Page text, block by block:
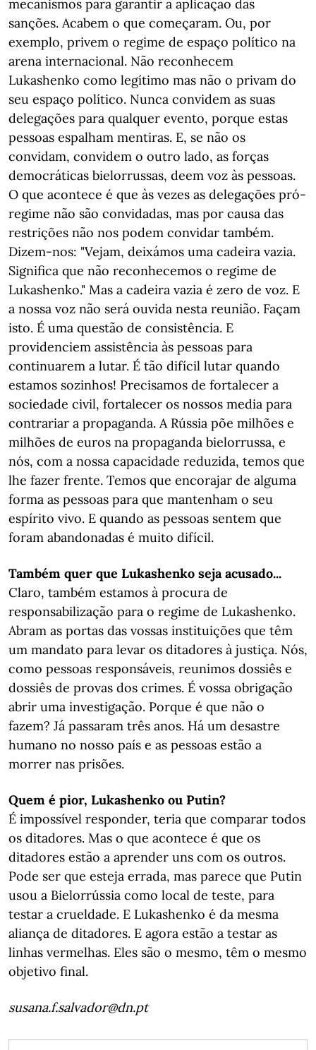
mecanismos para garantir a aplicação das
sanções. Acabem o que começaram. Ou, por
exemplo, privem o regime de espaço político na
arena internacional. Não reconhecem
Lukashenko como legítimo mas não o privam do
seu espaço político. Nunca convidem as suas
delegações para qualquer evento, porque estas
pessoas espalham mentiras. E, se não os
convidam, convidem o outro lado, as forças
democráticas bielorrussas, deem voz às pessoas.
O que acontece é que às vezes as delegações pró-
regime não são convidadas, mas por causa das
restrições não nos podem convidar também.
Dizem-nos: "Vejam, deixámos uma cadeira vazia.
Significa que não reconhecemos o regime de
Lukashenko." Mas a cadeira vazia é zero de voz. E
a nossa voz não será ouvida nesta reunião. Façam
isto. É uma questão de consistência. E
providenciem assistência às pessoas para
continuarem a lutar. É tão difícil lutar quando
estamos sozinhos! Precisamos de fortalecer a
sociedade civil, fortalecer os nossos media para
contrariar a propaganda. A Rússia põe milhões e
milhões de euros na propaganda bielorrussa, e
nós, com a nossa capacidade reduzida, temos que
lhe fazer frente. Temos que encorajar de alguma
forma as pessoas para que mantenham o seu
espírito vivo. E quando as pessoas sentem que
foram abandonadas é muito difícil.
Também quer que Lukashenko seja acusado...
Claro, também estamos à procura de
responsabilização para o regime de Lukashenko.
Abram as portas das vossas instituições que têm
um mandato para levar os ditadores à justiça. Nós,
como pessoas responsáveis, reunimos dossiês e
dossiês de provas dos crimes. É vossa obrigação
abrir uma investigação. Porque é que não o
fazem? Já passaram três anos. Há um desastre
humano no nosso país e as pessoas estão a
morrer nas prisões.
Quem é pior, Lukashenko ou Putin?
É impossível responder, teria que comparar todos
os ditadores. Mas o que acontece é que os
ditadores estão a aprender uns com os outros.
Pode ser que esteja errada, mas parece que Putin
usou a Bielorrússia como local de teste, para
testar a crueldade. E Lukashenko é da mesma
aliança de ditadores. E agora estão a testar as
linhas vermelhas. Eles são o mesmo, têm o mesmo
objetivo final.
susana.f.salvador@dn.pt